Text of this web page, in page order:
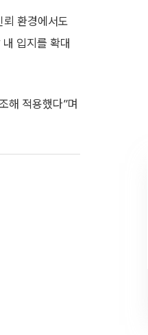
뢰 환경에서도
입지를 확대
해 적용했다”며